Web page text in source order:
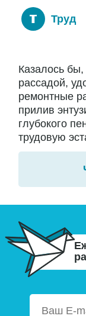
Труд
Казалось
рассадой,
ремонтные
прилив
глубокого
трудовую